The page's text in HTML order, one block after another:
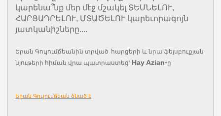
կարենա՞նք մեր մէջ մշակել ՏԵՍՆԵԼՈՒ,
ՀԱՐՑԱԴՐԵԼՈՒ, ՄՏԱԾԵԼՈՒ կարեւորագոյն
յատկանիշները....
Երան Գույումճեանին տրված հարցերի և նրա ֆեյսբուքյան
նյութերի հիման վրա պատրաստեց' Hay Azian-ը
Երան Գույումճեան ծնած է